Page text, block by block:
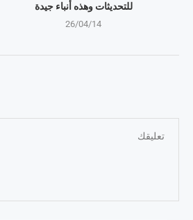
للتحديثات وهذه أنباء جيدة
26/04/14